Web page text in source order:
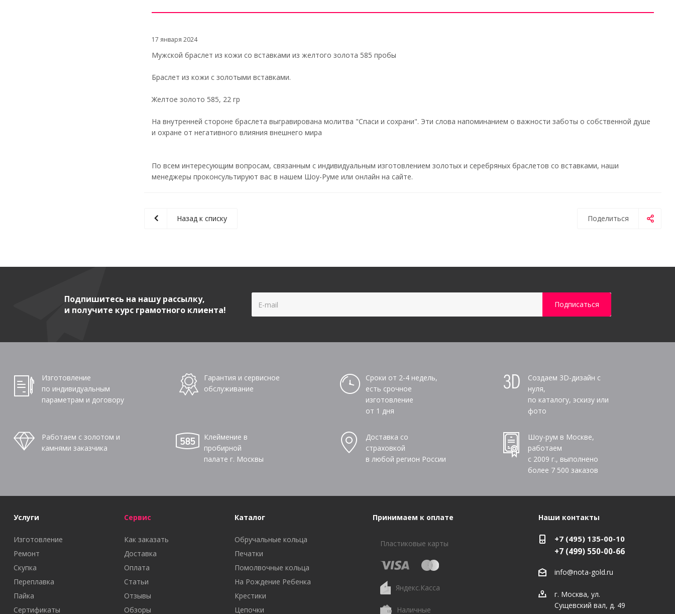
17 января 2024
Мужской браслет из кожи со вставками из желтого золота 585 пробы
Браслет из кожи с золотыми вставками.
Желтое золото 585, 22 гр
На внутренней стороне браслета выгравирована молитва "Спаси и сохрани". Эти слова напоминанием о важности заботы о собственной душе
и охране от негативного влияния внешнего мира
По всем интересующим вопросам, связанным с индивидуальным изготовлением золотых и серебряных браслетов со вставками, наши
менеджеры проконсультируют вас в нашем Шоу-Руме или онлайн на сайте.
Поделиться
Назад к списку
Подпишитесь на нашу рассылку,
и получите курс грамотного клиента!
Изготовление
по индивидуальным
параметрам и договору
Гарантия и сервисное
обслуживание
Сроки от 2-4 недель,
есть срочное
изготовление
от 1 дня
Создаем 3D-дизайн с
нуля,
по каталогу, эскизу или
фото
Работаем с золотом и
камнями заказчика
Клеймение в
пробирной
палате г. Москвы
Доставка со
страховкой
в любой регион России
Шоу-рум в Москве,
работаем
с 2009 г., выполнено
более 7 500 заказов
Услуги
Изготовление
Ремонт
Скупка
Переплавка
Пайка
Сертификаты
Сервис
Как заказать
Доставка
Оплата
Статьи
Отзывы
Обзоры
Каталог
Обручальные кольца
Печатки
Помолвочные кольца
На Рождение Ребенка
Крестики
Цепочки
Принимаем к оплате
Пластиковые карты
Яндекс.Касса
Наличные
Наши контакты
+7 (495) 135-00-10
+7 (499) 550-00-66
info@nota-gold.ru
г. Москва, ул.
Сущевский вал, д. 49